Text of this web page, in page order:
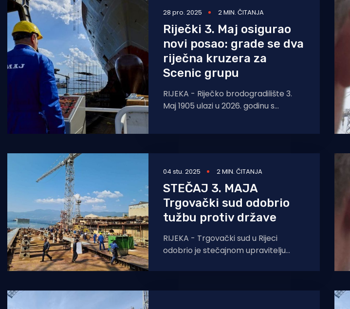
28 pro. 2025 2 MIN. ČITANJA
Riječki 3. Maj osigurao
novi posao: grade se dva
riječna kruzera za
Scenic grupu
RIJEKA - Riječko brodogradilište 3.
Maj 1905 ulazi u 2026. godinu s
04 stu. 2025 2 MIN. ČITANJA
STEČAJ 3. MAJA
Trgovački sud odobrio
tužbu protiv države
RIJEKA - Trgovački sud u Rijeci
odobrio je stečajnom upravitelju
Lorisu Raku podnošenje tužbe